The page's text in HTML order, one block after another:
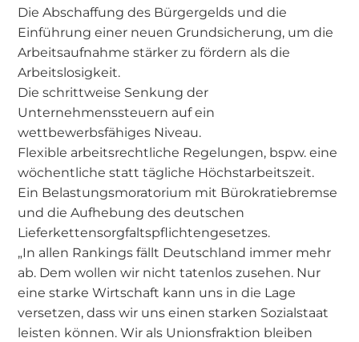
Die Abschaffung des Bürgergelds und die
Einführung einer neuen Grundsicherung, um die
Arbeitsaufnahme stärker zu fördern als die
Arbeitslosigkeit.
Die schrittweise Senkung der
Unternehmenssteuern auf ein
wettbewerbsfähiges Niveau.
Flexible arbeitsrechtliche Regelungen, bspw. eine
wöchentliche statt tägliche Höchstarbeitszeit.
Ein Belastungsmoratorium mit Bürokratiebremse
und die Aufhebung des deutschen
Lieferkettensorgfaltspflichtengesetzes.
„In allen Rankings fällt Deutschland immer mehr
ab. Dem wollen wir nicht tatenlos zusehen. Nur
eine starke Wirtschaft kann uns in die Lage
versetzen, dass wir uns einen starken Sozialstaat
leisten können. Wir als Unionsfraktion bleiben